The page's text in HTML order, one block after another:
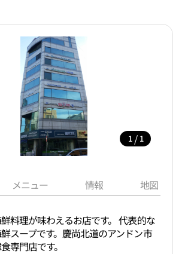
1 / 1
メニュー 情報 地図
料理が味わえるお店です。 代表的な
スープです。慶尚北道のアンドン市
専門店です。